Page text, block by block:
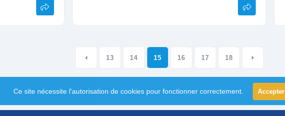
13 14 15 16 17 18
Ce site nécessite l'autorisation de cookies pour fonctionner correctement. Accepter